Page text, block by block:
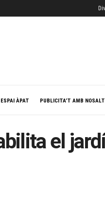
ESPAI ÀPAT PUBLICITA’T AMB
el